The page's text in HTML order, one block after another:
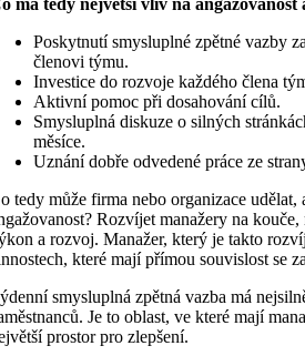
má tedy největší vliv na
Poskytnutí smysluplné zpětné vazby
členovi týmu.
Investice do rozvoje každého člena
Aktivní pomoc při dosahování cílů.
Smysluplná diskuze o silných
měsíce.
Uznání dobře odvedené práce ze
tedy může firma nebo organizace
Rozvíjet manažery na
a rozvoj. Manažer, který je takto
které mají přímou souvislost se
smysluplná zpětná vazba má
Je to oblast, ve které mají
prostor pro zlepšení.